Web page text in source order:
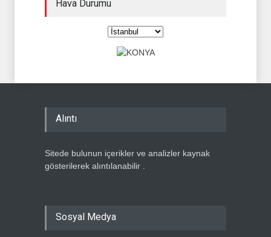
Hava Durumu
Alıntı
Sitede bulunun içerikler ve analizler kaynak
gösterilerek alıntılanabilir .
Sosyal Medya